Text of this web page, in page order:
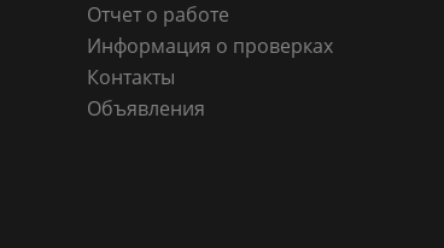
Отчет о работе
Информация о проверках
Контакты
Объявления